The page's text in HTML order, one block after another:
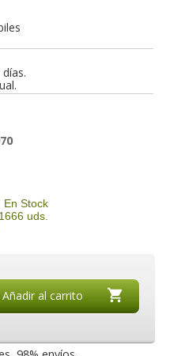
En Stock
1666 uds.
Añadir al carrito